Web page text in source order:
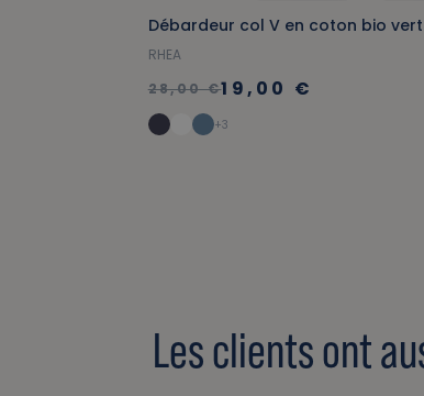
Débardeur col V en coton bio
RHEA
28,00 €19,00 €
+3
Les clients ont